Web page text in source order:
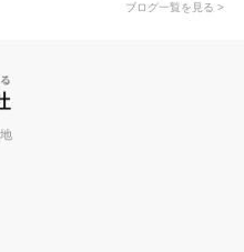
ブログ一覧を見る >